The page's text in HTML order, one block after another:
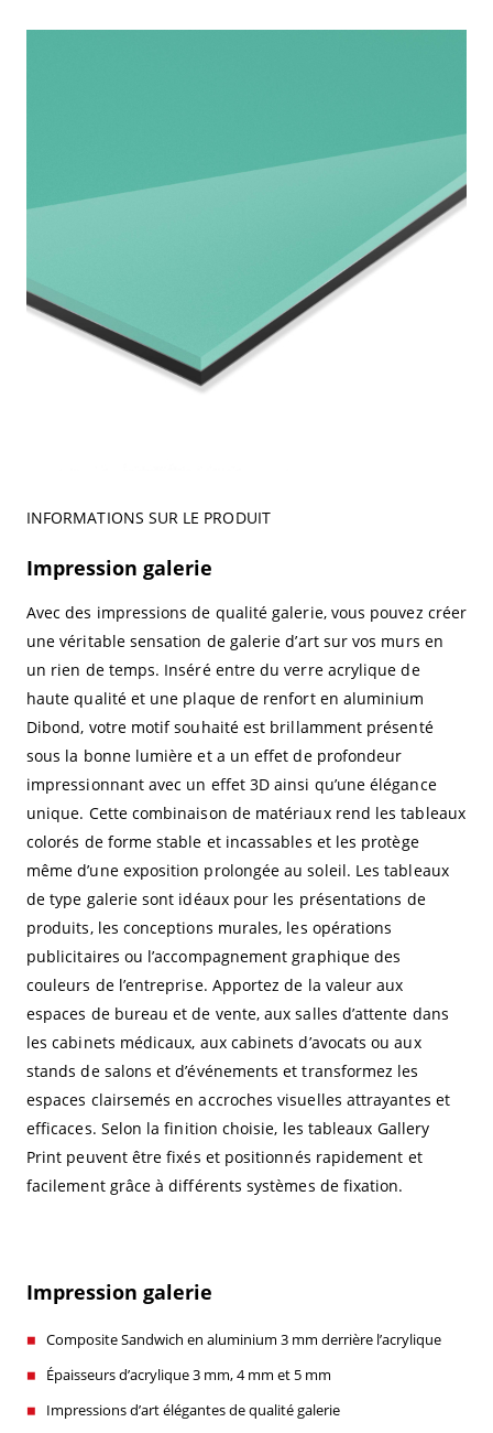
INFORMATIONS SUR LE PRODUIT
Impression galerie
Avec des impressions de qualité galerie, vous pouvez créer
une véritable sensation de galerie d’art sur vos murs en
un rien de temps. Inséré entre du verre acrylique de
haute qualité et une plaque de renfort en aluminium
Dibond, votre motif souhaité est brillamment présenté
sous la bonne lumière et a un effet de profondeur
impressionnant avec un effet 3D ainsi qu’une élégance
unique. Cette combinaison de matériaux rend les tableaux
colorés de forme stable et incassables et les protège
même d’une exposition prolongée au soleil. Les tableaux
de type galerie sont idéaux pour les présentations de
produits, les conceptions murales, les opérations
publicitaires ou l’accompagnement graphique des
couleurs de l’entreprise. Apportez de la valeur aux
espaces de bureau et de vente, aux salles d’attente dans
les cabinets médicaux, aux cabinets d’avocats ou aux
stands de salons et d’événements et transformez les
espaces clairsemés en accroches visuelles attrayantes et
efficaces. Selon la finition choisie, les tableaux Gallery
Print peuvent être fixés et positionnés rapidement et
facilement grâce à différents systèmes de fixation.
Impression galerie
Composite Sandwich en aluminium 3 mm derrière l’acrylique
Épaisseurs d’acrylique 3 mm, 4 mm et 5 mm
Impressions d’art élégantes de qualité galerie